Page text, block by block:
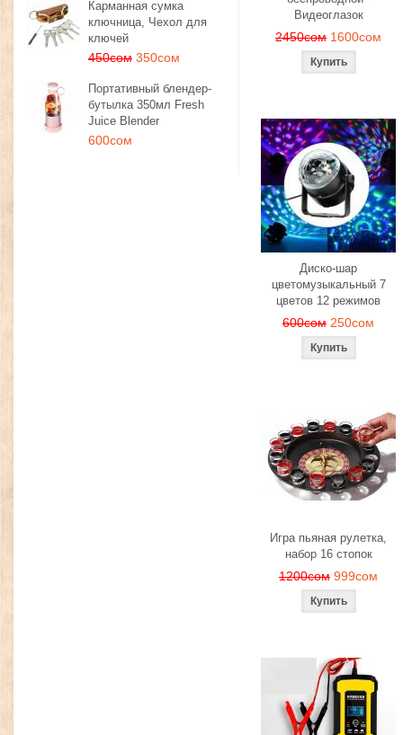
Карманная сумка
ключница, Чехол для
ключей
450сом 350сом
Портативный блендер-
бутылка 350мл Fresh
Juice Blender
600сом
Видеоглазок
2450сом 1600сом
Диско-шар
цветомузыкальный 7
цветов 12 режимов
600сом 250сом
Игра пьяная рулетка,
набор 16 стопок
1200сом 999сом